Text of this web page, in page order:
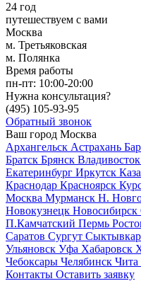
24 год
путешествуем с вами
Москва
м. Третьяковская
м. Полянка
Время работы
пн-пт: 10:00-20:00
Нужна консультация?
(495) 105-93-95
Обратный звонок
Ваш город Москва
Архангельск Астрахань
Братск Брянск Владивосток
Екатеринбург Иркутск
Краснодар Красноярск
Москва Мурманск Н.
Новокузнецк Новосибирск
П.Камчатский Пермь
Саратов Сургут Сыктывкар
Ульяновск Уфа Хабаровск
Чебоксары Челябинск Чита
Контакты Оставить заявку